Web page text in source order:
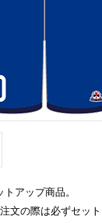
アップ商品。
文の際は必ずセット